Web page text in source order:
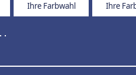
Ihre Farbwahl Ihre